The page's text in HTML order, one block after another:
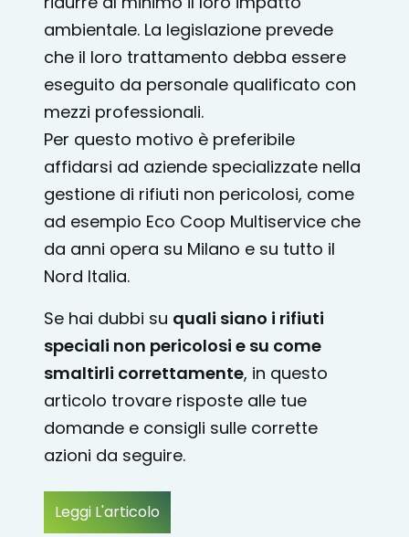
ambientale. La legislazione prevede
che il loro trattamento debba essere
eseguito da personale qualificato con
mezzi professionali.
Per questo motivo è preferibile
affidarsi ad aziende specializzate nella
gestione di rifiuti non pericolosi, come
ad esempio Eco Coop Multiservice che
da anni opera su Milano e su tutto il
Nord Italia.
Se hai dubbi su quali siano i rifiuti
speciali non pericolosi e su come
smaltirli correttamente, in questo
articolo trovare risposte alle tue
domande e consigli sulle corrette
azioni da seguire.
Leggi L'articolo